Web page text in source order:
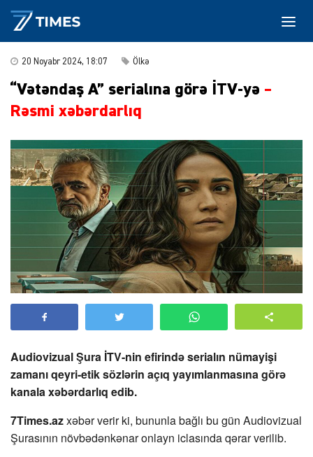
20 Noyabr 2024, 18:07 Ölkə
“Vətəndaş A” serialına görə İTV-yə –
Rəsmi xəbərdarlıq
Audiovizual Şura İTV-nin efirində serialın nümayişi
zamanı qeyri-etik sözlərin açıq yayımlanmasına görə
kanala xəbərdarlıq edib.
7Times.azxəbər verir ki, bununla bağlı bu gün Audiovizual
Şurasının növbədənkənar onlayn iclasında qərar verilib.